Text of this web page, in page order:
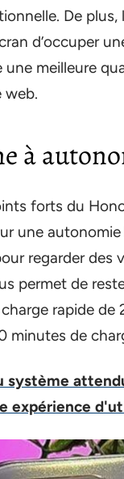
De
d’occuper
meilleure
web.
à
forts du
une
regarder des
permet de
rapide
minutes de
système
expérience